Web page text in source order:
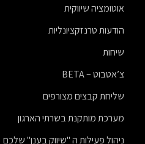
אוטומציה שיווקית
הודעות טרנזקציונליות
שיחות
צ’אטבוט – BETA
שליחת קבצים מצורפים
מערכת מותקנת בשרתי הארגון
ניהול פעילות ה "שיווק בענן" שלכם